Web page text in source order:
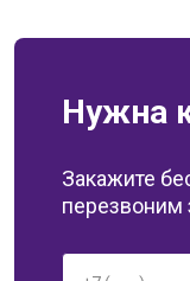
Нужна
Закажите
перезвоним